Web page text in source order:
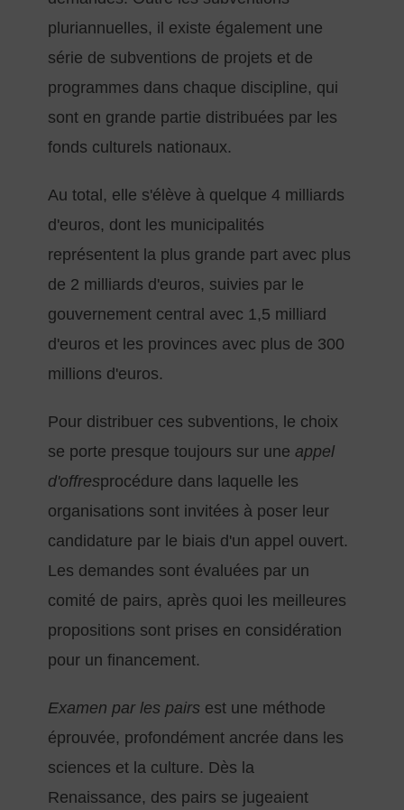
pluriannuelles, il existe également une
série de subventions de projets et de
programmes dans chaque discipline, qui
sont en grande partie distribuées par les
fonds culturels nationaux.
Au total, elle s'élève à quelque 4 milliards
d'euros, dont les municipalités
représentent la plus grande part avec plus
de 2 milliards d'euros, suivies par le
gouvernement central avec 1,5 milliard
d'euros et les provinces avec plus de 300
millions d'euros.
Pour distribuer ces subventions, le choix
se porte presque toujours sur une appel
d'offresprocédure dans laquelle les
organisations sont invitées à poser leur
candidature par le biais d'un appel ouvert.
Les demandes sont évaluées par un
comité de pairs, après quoi les meilleures
propositions sont prises en considération
pour un financement.
Examen par les pairs est une méthode
éprouvée, profondément ancrée dans les
sciences et la culture. Dès la
Renaissance, des pairs se jugeaient